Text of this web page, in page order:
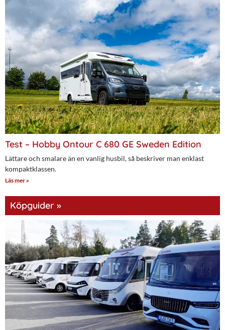
Test – Hobby Ontour C 680 GE Sweden Edition
Lättare och smalare än en vanlig husbil, så beskriver man enklast
kompaktklassen.
Läs mer »
Köpguider »